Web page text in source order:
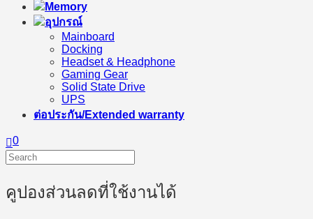
Memory
อุปกรณ์
Mainboard
Docking
Headset & Headphone
Gaming Gear
Solid State Drive
UPS
ต่อประกัน/Extended warranty
0
คูปองส่วนลดที่ใช้งานได้